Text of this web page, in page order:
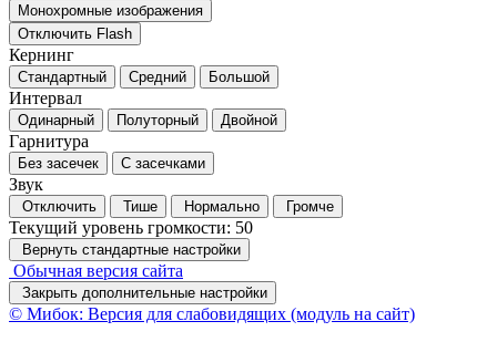
Монохромные изображения
Отключить Flash
Кернинг
Стандартный Средний Большой
Интервал
Одинарный Полуторный Двойной
Гарнитура
Без засечек С засечками
Звук
Отключить Тише Нормально Громче
Текущий уровень громкости: 50
Вернуть стандартные настройки
Обычная версия сайта
Закрыть дополнительные настройки
© Мибок: Версия для слабовидящих (модуль на сайт)